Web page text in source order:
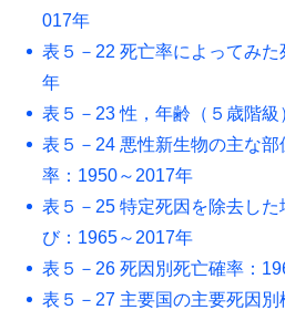
017年
表５－22 死亡率によってみ
年
表５－23 性，年齢（５歳階
表５－24 悪性新生物の主な
率：1950～2017年
表５－25 特定死因を除去し
び：1965～2017年
表５－26 死因別死亡確率：
表５－27 主要国の主要死因